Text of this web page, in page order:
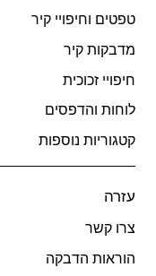
טפטים וחיפויי קיר
מדבקות קיר
חיפויי זכוכית
לוחות והדפסים
קטגוריות נוספות
עזרה
צרו קשר
הוראות הדבקה